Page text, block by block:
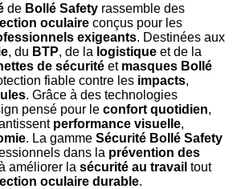
de Bollé Safety rassemble des
oculaire conçus pour les
exigeants. Destinées aux
, du BTP, de la logistique et de la
de sécurité et masques Bollé
fiable contre les impacts,
. Grâce à des technologies
pensé pour le confort quotidien,
performance visuelle,
. La gamme Sécurité Bollé Safety
dans la prévention des
améliorer la sécurité au travail tout
oculaire durable.